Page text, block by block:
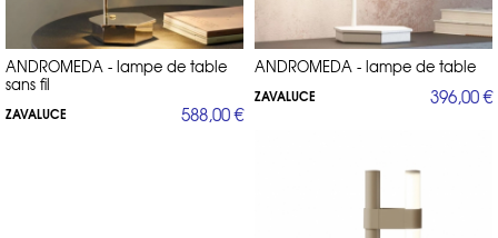
ANDROMEDA - lampe de table
sans fil
ZAVALUCE 588,00 €
ANDROMEDA - lampe de table
ZAVALUCE 396,00 €